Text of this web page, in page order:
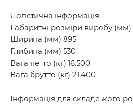
Логістична інформація
Габаритні розміри виробу (мм)
Ширина (мм) 895
Глибина (мм) 530
Вага нетто (кг) 16.500
Вага брутто (кг) 21.400
Інформація для складського